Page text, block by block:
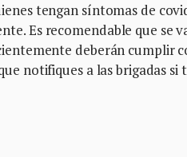
tengan síntomas de
Es recomendable que se
deberán cumplir
notifiques a las brigadas si